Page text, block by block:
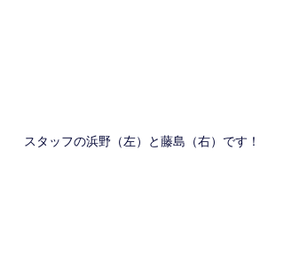
スタッフの浜野（左）と藤島（右）です！